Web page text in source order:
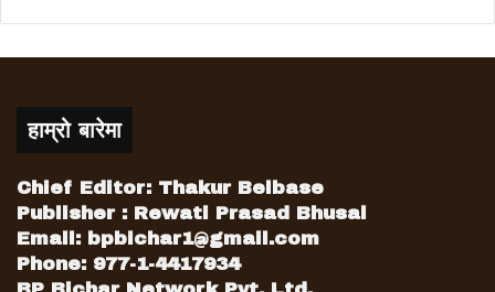
हाम्रो बारेमा
Chief Editor: Thakur Belbase
Publisher : Rewati Prasad Bhusal
Email: bpbichar1@gmail.com
Phone: 977-1-4417934